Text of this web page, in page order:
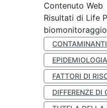
Contenuto Web
Risultati di Life
biomonitoraggio
EPIDEMIOLOGIA
FATTORI DI
DIFFERENZE DI